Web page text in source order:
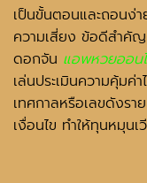
เป็นขั้นตอนและถอนง่า
ความเสี่ยง ข้อดีสำคัญ
ดอกจัน แอพหวยออน
เล่นประเมินความคุ้ม
เทศกาลหรือเลขดังร
เงื่อนไข ทำให้ทุนหมุนเ